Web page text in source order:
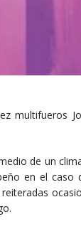
multifueros
de un
en el caso